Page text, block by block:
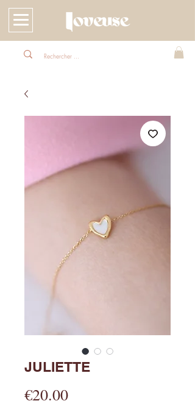
JULIETTE
€20.00Price